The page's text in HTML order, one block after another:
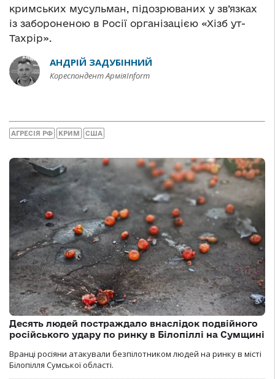
кримських мусульман, підозрюваних у зв’язках
із забороненою в Росії організацією «Хізб ут-
Тахрір».
АНДРІЙ ЗАДУБІННИЙ
Кореспондент АрміяInform
АГРЕСІЯ РФ КРИМ США
Десять людей постраждало внаслідок подвійного
російського удару по ринку в Білопіллі на Сумщині
Вранці росіяни атакували безпілотником людей на ринку в місті
Білопілля Сумської області.